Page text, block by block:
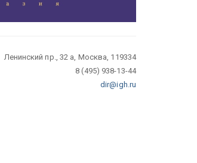
Ленинский пр., 32 а, Москва, 119334
8 (495) 938-13-44
dir@igh.ru